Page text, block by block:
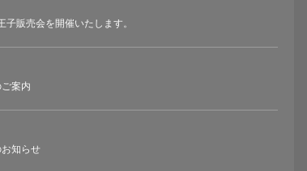
子販売会を開催いたします。
案内
知らせ